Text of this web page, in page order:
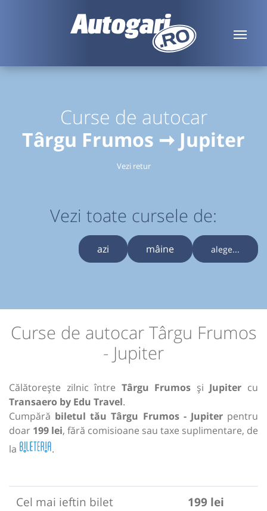
Curse de autocar
Târgu Frumos ➞ Jupiter
Vezi retur
Vezi toate cursele de:
azi mâine alege...
Curse de autocar Târgu Frumos
- Jupiter
Călătorește zilnic între Târgu Frumos și Jupiter cu
Transaero by Edu Travel.
Cumpără biletul tău Târgu Frumos - Jupiterpentru
doar 199 lei, fără comisioane sau taxe suplimentare, de
la
.
Cel mai ieftin bilet
199 lei